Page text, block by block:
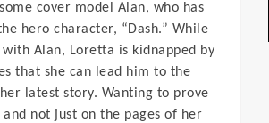
cover model Alan, who has
hero character, “Dash.” While
Alan, Loretta is kidnapped by
that she can lead him to the
latest story. Wanting to prove
not just on the pages of her